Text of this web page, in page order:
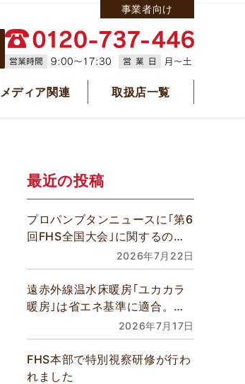
事業者向け
メディア関連 取扱店一覧
最近の投稿
プロパンブタンニュースに｢第6
回FHS全国大会｣に関するの記
事が掲載されました2026年7月22日
遠赤外線温水床暖房｢ユカカラ
暖房｣は省エネ基準に適合。全
館床暖房などあらゆるご要望に
対応できます
2026年7月17日
FHS本部で特別視察研修が行わ
れました